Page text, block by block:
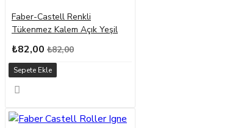
Faber-Castell Renkli
Tükenmez Kalem Açık Yeşil
₺82,00 ₺82,00
Sepete Ekle